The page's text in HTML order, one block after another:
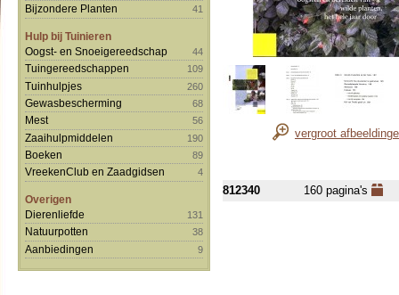
Bijzondere Planten 41
Hulp bij Tuinieren
Oogst- en Snoeigereedschap
44
Tuingereedschappen 109
Tuinhulpjes 260
Gewasbescherming 68
Mest 56
Zaaihulpmiddelen 190
Boeken 89
VreekenClub en Zaadgidsen 4
Overigen
Dierenliefde
131
Natuurpotten 38
Aanbiedingen 9
vergroot
812340 160 pagina's